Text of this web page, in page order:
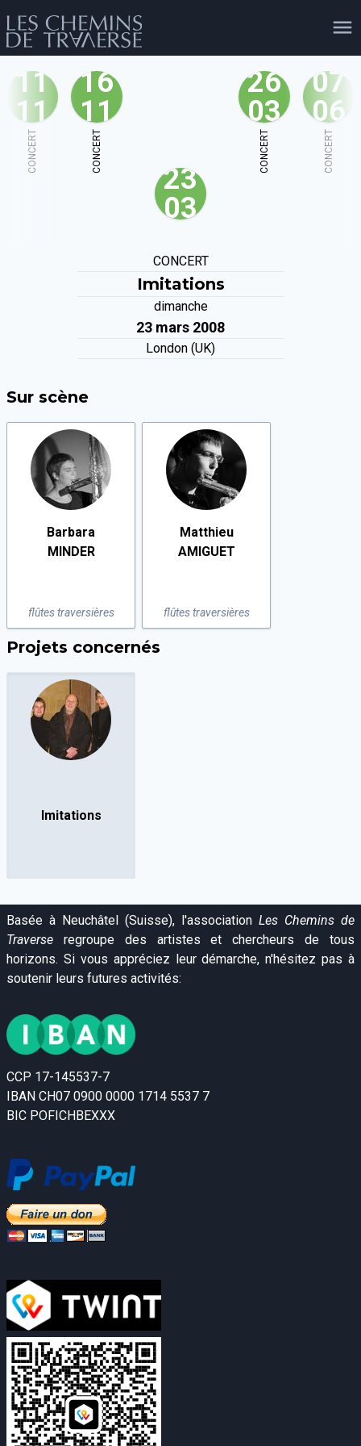
agenda personnes shop
facebook
11
11
CONCERT
16
11
CONCERT
23
03
26
03
CONCERT
07
06
CONCERT
CONCERT
Imitations
dimanche
23 mars 2008
London (UK)
Sur scène
Barbara
MINDER
flûtes traversières
Matthieu
AMIGUET
flûtes traversières
Projets concernés
Imitations
Basée à Neuchâtel (Suisse), l'association Les Chemins de
Traverse regroupe des artistes et chercheurs de tous
horizons. Si vous appréciez leur démarche, n'hésitez pas à
soutenir leurs futures activités:
CCP 17-145537-7
IBAN CH07 0900 0000 1714 5537 7
BIC POFICHBEXXX